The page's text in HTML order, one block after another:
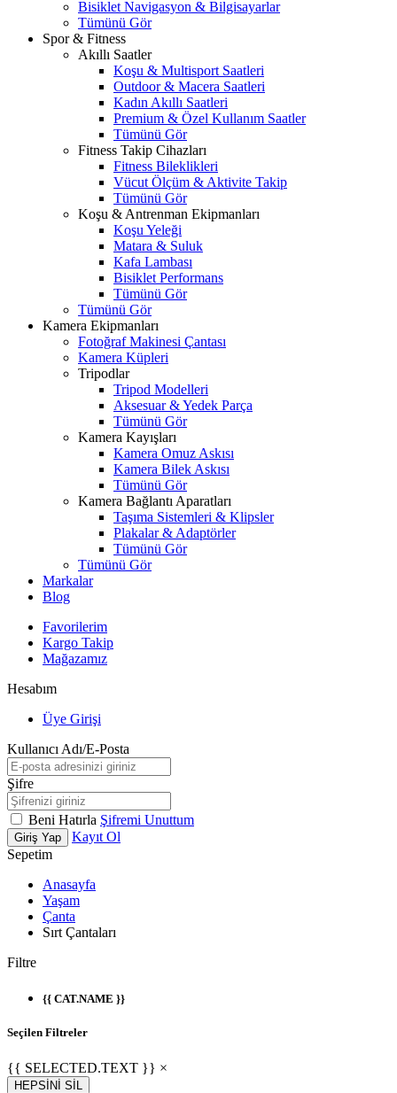
Bisiklet Navigasyon & Bilgisayarlar
Tümünü Gör
Spor & Fitness
Akıllı Saatler
Koşu & Multisport Saatleri
Outdoor & Macera Saatleri
Kadın Akıllı Saatleri
Premium & Özel Kullanım Saatler
Tümünü Gör
Fitness Takip Cihazları
Fitness Bileklikleri
Vücut Ölçüm & Aktivite Takip
Tümünü Gör
Koşu & Antrenman Ekipmanları
Koşu Yeleği
Matara & Suluk
Kafa Lambası
Bisiklet Performans
Tümünü Gör
Tümünü Gör
Kamera Ekipmanları
Fotoğraf Makinesi Çantası
Kamera Küpleri
Tripodlar
Tripod Modelleri
Aksesuar & Yedek Parça
Tümünü Gör
Kamera Kayışları
Kamera Omuz Askısı
Kamera Bilek Askısı
Tümünü Gör
Kamera Bağlantı Aparatları
Taşıma Sistemleri & Klipsler
Plakalar & Adaptörler
Tümünü Gör
Tümünü Gör
Markalar
Blog
Favorilerim
Kargo Takip
Mağazamız
Hesabım
Üye Girişi
Kullanıcı Adı/E-Posta
Şifre
Beni Hatırla Şifremi Unuttum
Giriş Yap
Kayıt Ol
Sepetim
Anasayfa
Yaşam
Çanta
Sırt Çantaları
Filtre
{{ CAT.NAME }}
Seçilen Filtreler
{{ SELECTED.TEXT }} ×
HEPSİNİ SİL